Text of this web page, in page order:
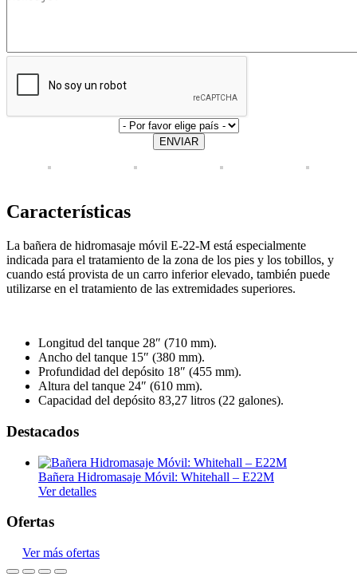
ENVIAR
Características
La bañera de hidromasaje móvil E-22-M está especialmente
indicada para el tratamiento de la zona de los pies y los tobillos, y
cuando está provista de un carro inferior elevado, también puede
utilizarse en el tratamiento de las extremidades superiores.
Longitud del tanque 28″ (710 mm).
Ancho del tanque 15″ (380 mm).
Profundidad del depósito 18″ (455 mm).
Altura del tanque 24″ (610 mm).
Capacidad del depósito 83,27 litros (22 galones).
Destacados
Bañera Hidromasaje Móvil: Whitehall – E22M
Ver detalles
Ofertas
Ver más ofertas